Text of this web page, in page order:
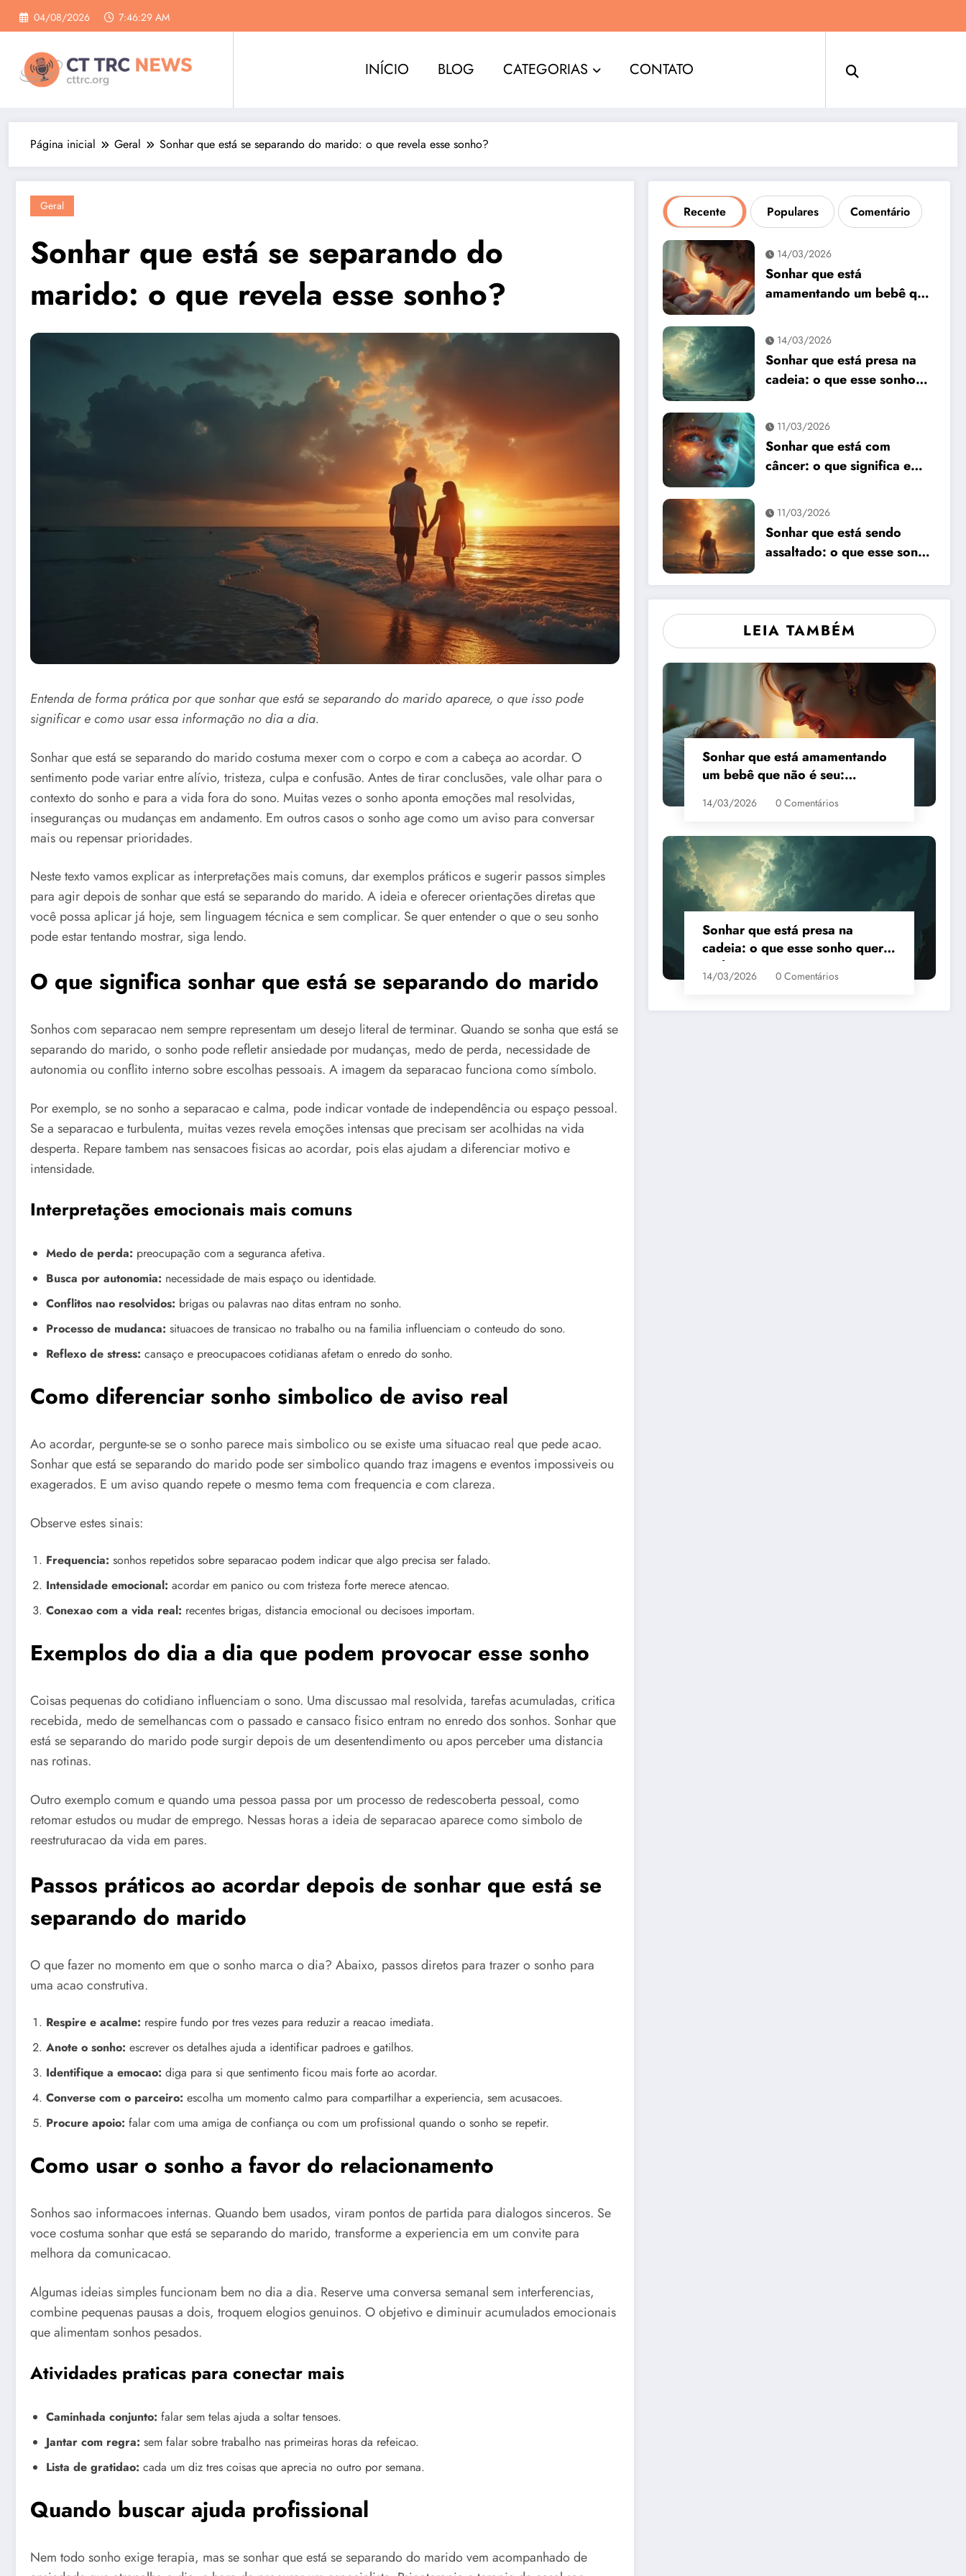
Pular
para
conteúdo
04/08/2026 7:46:30 AM
INÍCIO BLOG CATEGORIAS CONTATO
Página inicial Geral Sonhar que está se separando do marido: o que revela esse sonho?
Geral
Sonhar que está se separando do
marido: o que revela esse sonho?
Entenda de forma prática por que sonhar que está se separando do marido aparece, o que isso pode
significar e como usar essa informação no dia a dia.
Sonhar que está se separando do marido costuma mexer com o corpo e com a cabeça ao acordar. O
sentimento pode variar entre alívio, tristeza, culpa e confusão. Antes de tirar conclusões, vale olhar para o
contexto do sonho e para a vida fora do sono. Muitas vezes o sonho aponta emoções mal resolvidas,
inseguranças ou mudanças em andamento. Em outros casos o sonho age como um aviso para conversar
mais ou repensar prioridades.
Neste texto vamos explicar as interpretações mais comuns, dar exemplos práticos e sugerir passos simples
para agir depois de sonhar que está se separando do marido. A ideia e oferecer orientações diretas que
você possa aplicar já hoje, sem linguagem técnica e sem complicar. Se quer entender o que o seu sonho
pode estar tentando mostrar, siga lendo.
O que significa sonhar que está se separando do marido
Sonhos com separacao nem sempre representam um desejo literal de terminar. Quando se sonha que está se
separando do marido, o sonho pode refletir ansiedade por mudanças, medo de perda, necessidade de
autonomia ou conflito interno sobre escolhas pessoais. A imagem da separacao funciona como símbolo.
Por exemplo, se no sonho a separacao e calma, pode indicar vontade de independência ou espaço pessoal.
Se a separacao e turbulenta, muitas vezes revela emoções intensas que precisam ser acolhidas na vida
desperta. Repare tambem nas sensacoes fisicas ao acordar, pois elas ajudam a diferenciar motivo e
intensidade.
Interpretações emocionais mais comuns
Medo de perda: preocupação com a seguranca afetiva.
Busca por autonomia: necessidade de mais espaço ou identidade.
Conflitos nao resolvidos: brigas ou palavras nao ditas entram no sonho.
Processo de mudanca: situacoes de transicao no trabalho ou na familia influenciam o conteudo do sono.
Reflexo de stress: cansaço e preocupacoes cotidianas afetam o enredo do sonho.
Como diferenciar sonho simbolico de aviso real
Ao acordar, pergunte-se se o sonho parece mais simbolico ou se existe uma situacao real que pede acao.
Sonhar que está se separando do marido pode ser simbolico quando traz imagens e eventos impossiveis ou
exagerados. E um aviso quando repete o mesmo tema com frequencia e com clareza.
Observe estes sinais:
Frequencia: sonhos repetidos sobre separacao podem indicar que algo precisa ser falado.
Intensidade emocional: acordar em panico ou com tristeza forte merece atencao.
Conexao com a vida real: recentes brigas, distancia emocional ou decisoes importam.
Exemplos do dia a dia que podem provocar esse sonho
Coisas pequenas do cotidiano influenciam o sono. Uma discussao mal resolvida, tarefas acumuladas, critica
recebida, medo de semelhancas com o passado e cansaco fisico entram no enredo dos sonhos. Sonhar que
está se separando do marido pode surgir depois de um desentendimento ou apos perceber uma distancia
nas rotinas.
Outro exemplo comum e quando uma pessoa passa por um processo de redescoberta pessoal, como
retomar estudos ou mudar de emprego. Nessas horas a ideia de separacao aparece como simbolo de
reestruturacao da vida em pares.
Passos práticos ao acordar depois de sonhar que está se
separando do marido
O que fazer no momento em que o sonho marca o dia? Abaixo, passos diretos para trazer o sonho para
uma acao construtiva.
Respire e acalme: respire fundo por tres vezes para reduzir a reacao imediata.
Anote o sonho: escrever os detalhes ajuda a identificar padroes e gatilhos.
Identifique a emocao: diga para si que sentimento ficou mais forte ao acordar.
Converse com o parceiro: escolha um momento calmo para compartilhar a experiencia, sem acusacoes.
Procure apoio: falar com uma amiga de confiança ou com um profissional quando o sonho se repetir.
Como usar o sonho a favor do relacionamento
Sonhos sao informacoes internas. Quando bem usados, viram pontos de partida para dialogos sinceros. Se
voce costuma sonhar que está se separando do marido, transforme a experiencia em um convite para
melhora da comunicacao.
Algumas ideias simples funcionam bem no dia a dia. Reserve uma conversa semanal sem interferencias,
combine pequenas pausas a dois, troquem elogios genuinos. O objetivo e diminuir acumulados emocionais
que alimentam sonhos pesados.
Atividades praticas para conectar mais
Caminhada conjunto: falar sem telas ajuda a soltar tensoes.
Jantar com regra: sem falar sobre trabalho nas primeiras horas da refeicao.
Lista de gratidao: cada um diz tres coisas que aprecia no outro por semana.
Quando buscar ajuda profissional
Nem todo sonho exige terapia, mas se sonhar que está se separando do marido vem acompanhado de
Recente Populares Comentário
14/03/2026
Sonhar que está
amamentando um bebê que
14/03/2026
Sonhar que está presa na
cadeia: o que esse sonho
11/03/2026
Sonhar que está com
câncer: o que significa e
11/03/2026
Sonhar que está sendo
assaltado: o que esse sonho
LEIA TAMBÉM
Sonhar que está amamentando
um bebê que não é seu:
14/03/2026 0 Comentários
Sonhar que está presa na
cadeia: o que esse sonho quer
te dizer?
14/03/2026 0 Comentários